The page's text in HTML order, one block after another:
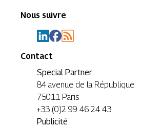
Nous suivre
Contact
Special Partner
84 avenue de la République
75011 Paris
+33 (0)2 99 46 24 43
Publicité